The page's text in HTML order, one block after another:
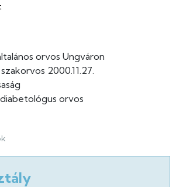
orvos Ungváron
2000.11.27.
orvos